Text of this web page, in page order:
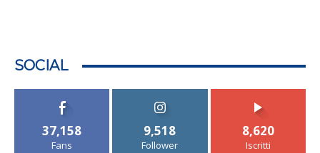
SOCIAL
37,158
Fans
9,518
Follower
8,620
Iscritti